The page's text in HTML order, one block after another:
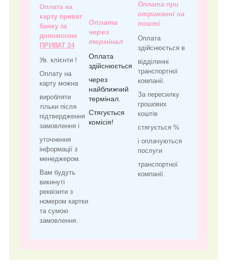
Оплата на
карту приват
банку за
допомогою
ПРИВАТ 24
Ув. клієнти !
Оплату на
карту можна
виробляти
тільки після
підтвердження
замовлення і
уточнення
інформації з
менеджером.
Вам будуть
викинуті
реквізити з
номером картки
та сумою
замовлення.
Оплата
через
термінал
Оплата
здійснюється
через
найближчий
термінал.
Стягується
комісія!
Оплата при
отриманні на
пошті
Оплата
здійснюється в
відділенні
транспортної
компанії.
За пересилку
грошових
коштів
стягується %
і оплачуються
послуги
транспортної
компанії.